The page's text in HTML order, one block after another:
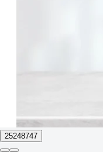
25248747